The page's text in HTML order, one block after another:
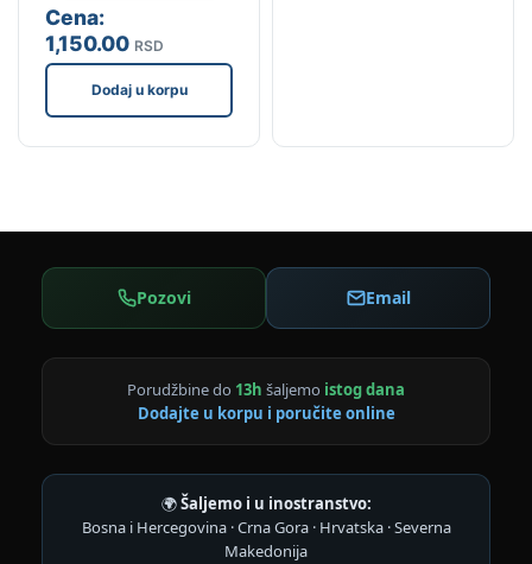
Cena:
1,150.00 RSD
Dodaj u korpu
Pozovi Email
Porudžbine do 13h šaljemo istog dana
Dodajte u korpu i poručite online
🌍Šaljemo i u inostranstvo:
Bosna i Hercegovina · Crna Gora · Hrvatska · Severna
Makedonija